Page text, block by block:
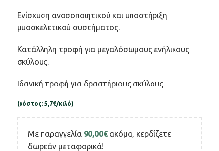
Ενίσχυση ανοσοποιητικού και υποστήριξη
μυοσκελετικού συστήματος.
Κατάλληλη τροφή για μεγαλόσωμους ενήλικους
σκύλους.
Ιδανική τροφή για δραστήριους σκύλους.
(κόστος: 5,7€/κιλό)
Με παραγγελία 90,00€ ακόμα, κερδίζετε
δωρεάν μεταφορικά!